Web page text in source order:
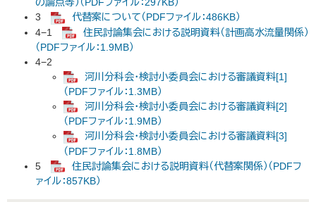
の論点等）（PDFファイル：297KB）
3
代替案について（PDFファイル：486KB）
4−1
住民討論集会における説明資料（計画高水流量関係）
（PDFファイル：1.9MB）
4−2
河川分科会・検討小委員会における審議資料[1]
（PDFファイル：1.3MB）
河川分科会・検討小委員会における審議資料[2]
（PDFファイル：1.9MB）
河川分科会・検討小委員会における審議資料[3]
（PDFファイル：1.8MB）
5
住民討論集会における説明資料（代替案関係）（PDFフ
ァイル：857KB）